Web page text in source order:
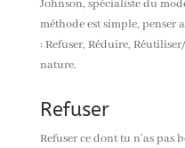
Johnson, spécialiste du
méthode est simple, penser
: Refuser, Réduire,
nature.
Refuser
Refuser ce dont tu n’as pas